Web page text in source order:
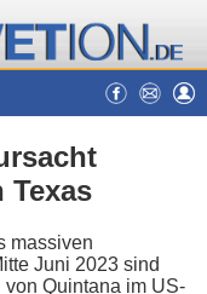
Texas
massiven
Juni 2023 sind
Quintana im US-